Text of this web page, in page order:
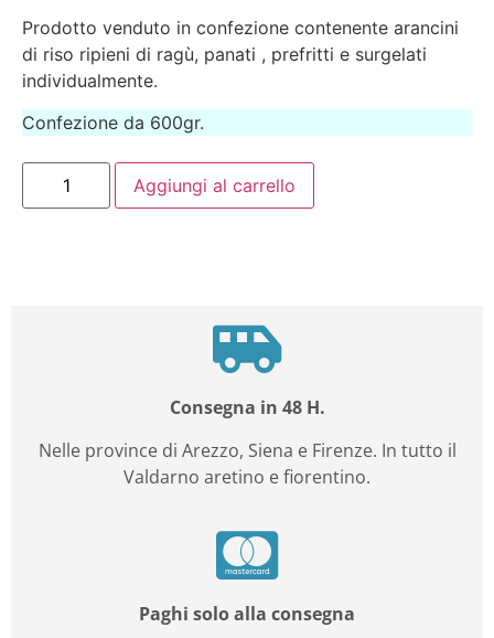
Prodotto venduto in confezione contenente arancini
di riso ripieni di ragù, panati , prefritti e surgelati
individualmente.
Confezione da 600gr.
Aggiungi al carrello
Consegna in 48 H.
Nelle province di Arezzo, Siena e Firenze. In tutto il
Valdarno aretino e fiorentino.
Paghi solo alla consegna